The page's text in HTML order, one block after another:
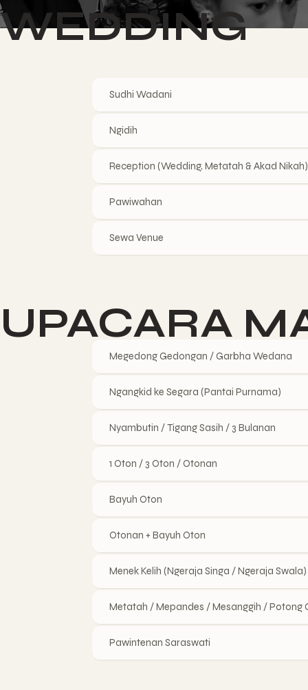
WEDDING
Sudhi Wadani
Ngidih
Reception (Wedding, Metatah & Akad Nikah)
Pawiwahan
Sewa Venue
UPACARA
Megedong Gedongan / Garbha Wedana
Ngangkid ke Segara (Pantai Purnama)
Nyambutin / Tigang Sasih / 3 Bulanan
1 Oton / 3 Oton / Otonan
Bayuh Oton
Otonan + Bayuh Oton
Menek Kelih (Ngeraja Singa / Ngeraja Swala)
Metatah / Mepandes / Mesanggih / Potong
Pawintenan Saraswati